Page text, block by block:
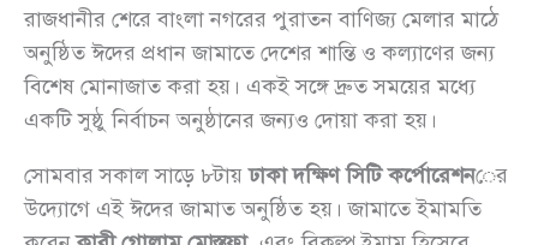
রাজধানীর শেরে বাংলা নগরের পুরাতন বাণিজ্য মেলার মাঠে
অনুষ্ঠিত ঈদের প্রধান জামাতে দেশের শান্তি ও কল্যাণের জন্য
বিশেষ মোনাজাত করা হয়। একই সঙ্গে দ্রুত সময়ের মধ্যে
একটি সুষ্ঠু নির্বাচন অনুষ্ঠানের জন্যও দোয়া করা হয়।
সোমবার সকাল সাড়ে ৮টায়ঢাকা দক্ষিণ সিটি কর্পোরেশনের
উদ্যোগে এই ঈদের জামাত অনুষ্ঠিত হয়। জামাতে ইমামতি